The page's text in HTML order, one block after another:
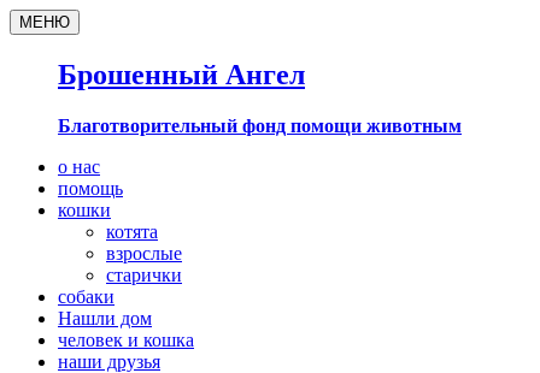
МЕНЮ
Брошенный Ангел
Благотворительный фонд помощи животным
о нас
помощь
кошки
котята
взрослые
старички
собаки
Нашли дом
человек и кошка
наши друзья